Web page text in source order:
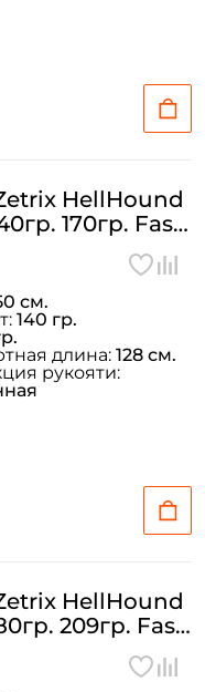
HellHound
170гр. Fast
см.
140 гр.
длина: 128 см.
рукояти:
HellHound
209гр. Fast